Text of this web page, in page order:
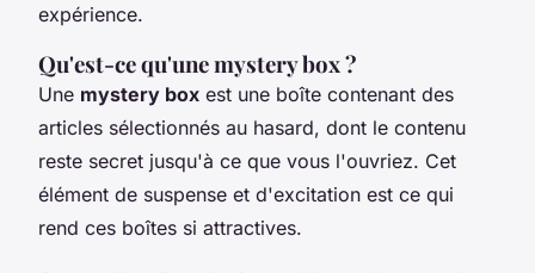
expérience.
Qu'est-ce qu'une mystery box ?
Une mystery box est une boîte contenant des
articles sélectionnés au hasard, dont le contenu
reste secret jusqu'à ce que vous l'ouvriez. Cet
élément de suspense et d'excitation est ce qui
rend ces boîtes si attractives.